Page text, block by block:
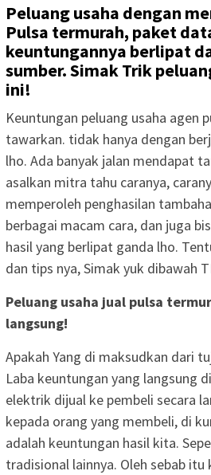
Peluang usaha dengan
Pulsa termurah, paket
keuntungannya berlipat
sumber. Simak Trik
ini!
Keuntungan peluang usaha agen
tawarkan. tidak hanya dengan
lho. Ada banyak jalan mendapat
asalkan mitra tahu caranya,
memperoleh penghasilan
berbagai macam cara, dan juga
hasil yang berlipat ganda lho.
dan tips nya, Simak yuk dibawah
Peluang usaha jual pulsa
langsung!
Apakah Yang di maksudkan dari
Laba keuntungan yang langsung
elektrik dijual ke pembeli secara
kepada orang yang membeli, di
adalah keuntungan hasil kita.
tradisional lainnya. Oleh sebab itu